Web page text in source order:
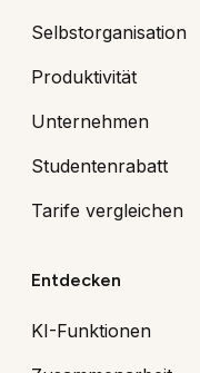
Selbstorganisation
Produktivität
Unternehmen
Studentenrabatt
Tarife vergleichen
Entdecken
KI-Funktionen